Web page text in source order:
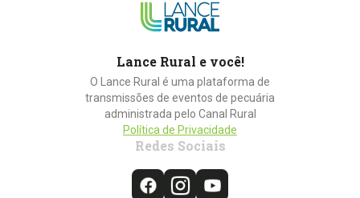
Lance Rural e você!
O Lance Rural é uma plataforma de
transmissões de eventos de pecuária
administrada pelo Canal Rural
Política de Privacidade
Redes Sociais